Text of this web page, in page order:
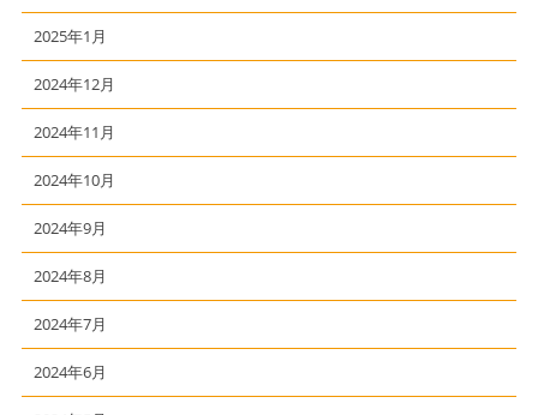
2025年1月
2024年12月
2024年11月
2024年10月
2024年9月
2024年8月
2024年7月
2024年6月